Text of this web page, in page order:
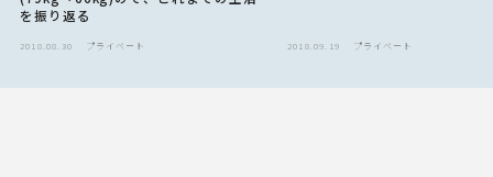
を振り返る
2018.08.30 プライベート 2018.09.19 プライベート